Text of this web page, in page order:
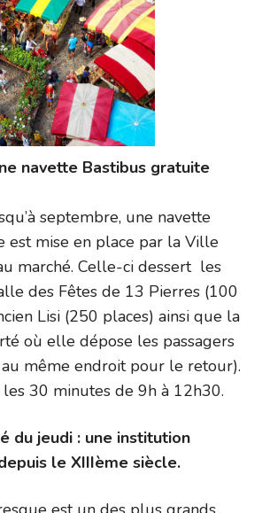
navette Bastibus gratuite
septembre, une navette
est mise en place par la Ville
marché. Celle-ci dessert les
des Fêtes de 13 Pierres (100
Lisi (250 places) ainsi que la
où elle dépose les passagers
même endroit pour le retour).
30 minutes de 9h à 12h30.
du jeudi : une institution
le XIIIème siècle.